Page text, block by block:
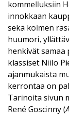
kommelluksiin
innokkaan
sekä kolmen
huumori,
henkivät
klassiset Niilo
ajanmukaista
kerrontaa on
Tarinoita sivun
René Goscinny (